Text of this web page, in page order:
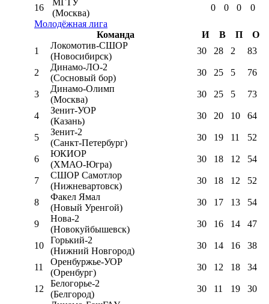
16
МГТУ
(Москва)
0 0 0
0
Молодёжная лига
Команда
И В П
О
1
Локомотив-CШОР
(Новосибирск)
30 28 2 83
2
Динамо-ЛО-2
(Сосновый бор)
30 25 5 76
3
Динамо-Олимп
(Москва)
30 25 5 73
4
Зенит-УОР
(Казань)
30 20 10 64
5
Зенит-2
(Санкт-Петербург)
30 19 11 52
6
ЮКИОР
(ХМАО-Югра)
30 18 12 54
7
СШОР Самотлор
(Нижневартовск)
30 18 12 52
8
Факел Ямал
(Новый Уренгой)
30 17 13 54
9
Нова-2
(Новокуйбышевск)
30 16 14 47
10
Горький-2
(Нижний Новгород)
30 14 16 38
11
Оренбуржье-УОР
(Оренбург)
30 12 18 34
12
Белогорье-2
(Белгород)
30 11 19 30